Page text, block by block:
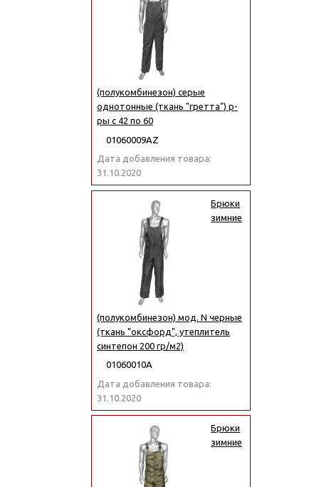
(полукомбинезон) серые
однотонные (ткань "гретта") р-
ры с 42 по 60
01060009АZ
Дата добавления товара:
31.10.2020
Брюки
зимние
(полукомбинезон) мод. N черные
(ткань "оксфорд", утеплитель
синтепон 200 гр/м2)
01060010А
Дата добавления товара:
31.10.2020
Брюки
зимние